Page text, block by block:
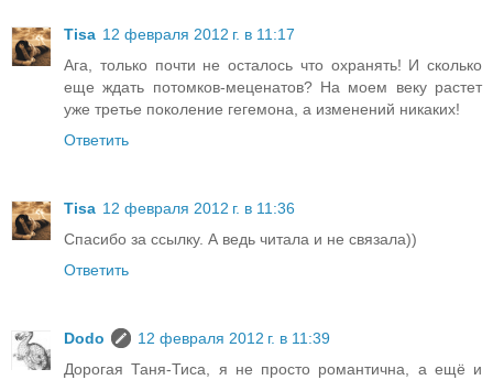
Tisa 12 февраля 2012 г. в 11:17
Ага, только почти не осталось что охранять! И сколько
еще ждать потомков-меценатов? На моем веку растет
уже третье поколение гегемона, а изменений никаких!
Ответить
Tisa 12 февраля 2012 г. в 11:36
Спасибо за ссылку. А ведь читала и не связала))
Ответить
Dodo
12 февраля 2012 г. в 11:39
Дорогая Таня-Тиса, я не просто романтична, а ещё и